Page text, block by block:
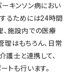
キンソン病におい
るためには24時間
、施設内での医療
はもちろん、日常
護士と連携して、
トも行います。